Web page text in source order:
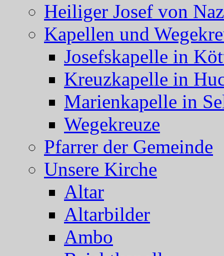
Heiliger Josef von
Kapellen und
Josefskapelle in
Kreuzkapelle in
Marienkapelle in
Wegekreuze
Pfarrer der Gemeinde
Unsere Kirche
Altar
Altarbilder
Ambo